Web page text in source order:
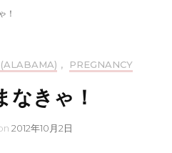
！
, PREGNANCY
なきゃ！
2012年10月2日